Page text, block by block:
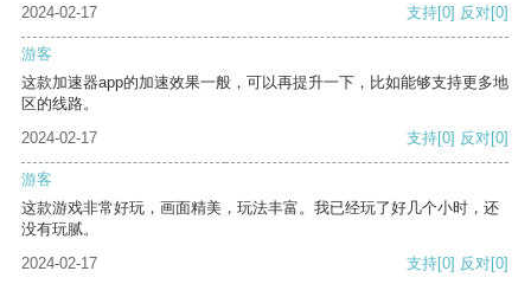
2024-02-17 支持[0] 反对[0]
游客
这款加速器app的加速效果一般，可以再提升一下，比如能够支持更多地
区的线路。
2024-02-17
支持[0] 反对[0]
游客
这款游戏非常好玩，画面精美，玩法丰富。我已经玩了好几个小时，还
没有玩腻。
2024-02-17
支持[0] 反对[0]